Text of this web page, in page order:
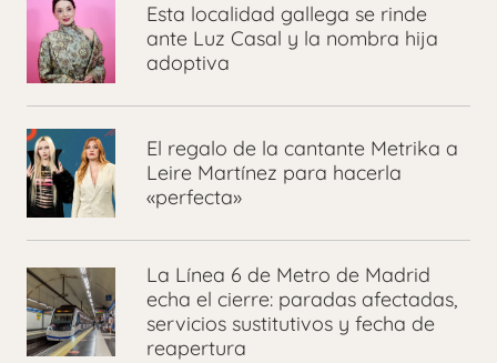
Esta localidad gallega se rinde
ante Luz Casal y la nombra hija
adoptiva
El regalo de la cantante Metrika a
Leire Martínez para hacerla
«perfecta»
La Línea 6 de Metro de Madrid
echa el cierre: paradas afectadas,
servicios sustitutivos y fecha de
reapertura